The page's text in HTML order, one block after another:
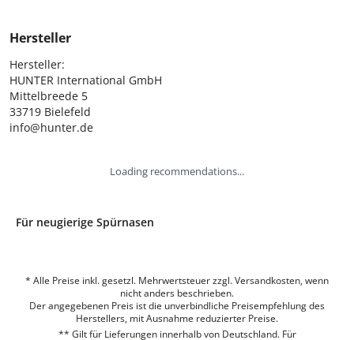
Hersteller
Hersteller:
HUNTER International GmbH
Mittelbreede 5
33719 Bielefeld
info@hunter.de
Loading recommendations...
Für neugierige Spürnasen
* Alle Preise inkl. gesetzl. Mehrwertsteuer zzgl. Versandkosten, wenn
nicht anders beschrieben.
Der angegebenen Preis ist die unverbindliche Preisempfehlung des
Herstellers, mit Ausnahme reduzierter Preise.
** Gilt für Lieferungen innerhalb von Deutschland. Für